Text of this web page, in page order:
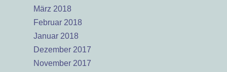
März 2018
Februar 2018
Januar 2018
Dezember 2017
November 2017